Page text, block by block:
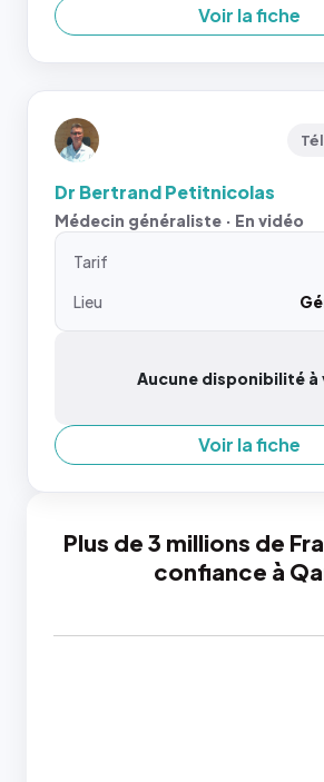
Voir la fiche
Dr Bertrand Petitnicolas
Médecin généraliste · En vidéo
Tarif
Lieu
Aucune disponibilité à
Voir la fiche
Plus de 3 millions de
confiance à